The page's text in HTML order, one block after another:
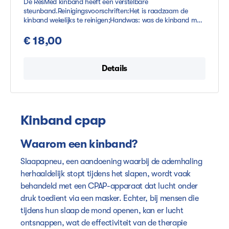
steunband.Reinigingsvoorschriften:Het is raadzaam de
kinband wekelijks te reinigen;Handwas: was de kinband met
spoelen en aan de lijn laten drogenWasmachine: was de
kinband op fijne was programma met een zacht wasmiddel
zichtbare gebreken is het advies de kinband te vervangen.
€ 18,00
Details
Kinband cpap
Waarom een kinband?
Slaapapneu, een aandoening waarbij de ademhaling
herhaaldelijk stopt tijdens het slapen, wordt vaak
behandeld met een CPAP-apparaat dat lucht onder
druk toedient via een masker. Echter, bij mensen die
tijdens hun slaap de mond openen, kan er lucht
ontsnappen, wat de effectiviteit van de therapie